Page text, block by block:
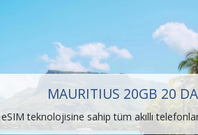
MAURITIUS 20GB 20
eSIM teknolojisine sahip tüm akıllı